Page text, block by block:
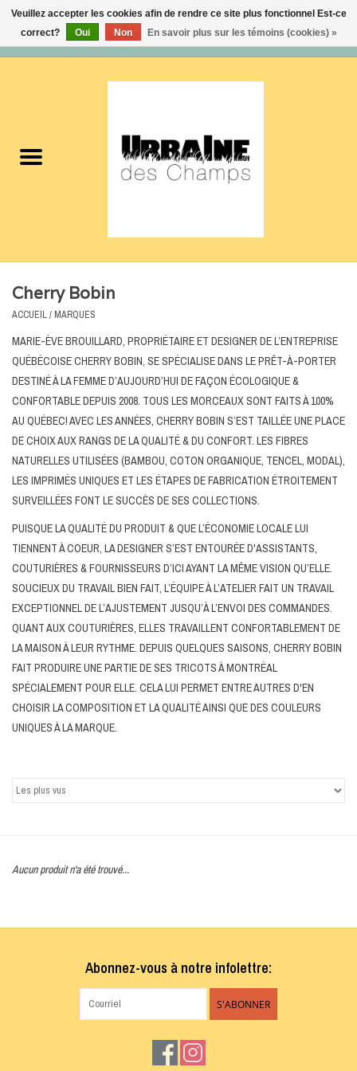
Femmes
Soldes
Certificats cadeaux
Marques
Cherry Bobin
ACCUEIL/ MARQUES
MARIE-ÈVE BROUILLARD, PROPRIÉTAIRE ET DESIGNER DE L’ENTREPRISE
QUÉBÉCOISE CHERRY BOBIN, SE SPÉCIALISE DANS LE PRÊT-À-PORTER
DESTINÉ À LA FEMME D’AUJOURD’HUI DE FAÇON ÉCOLOGIQUE &
CONFORTABLE DEPUIS 2008. TOUS LES MORCEAUX SONT FAITS À 100%
AU QUÉBEC! AVEC LES ANNÉES, CHERRY BOBIN S’EST TAILLÉE UNE PLACE
DE CHOIX AUX RANGS DE LA QUALITÉ & DU CONFORT. LES FIBRES
NATURELLES UTILISÉES (BAMBOU, COTON ORGANIQUE, TENCEL, MODAL),
LES IMPRIMÉS UNIQUES ET LES ÉTAPES DE FABRICATION ÉTROITEMENT
SURVEILLÉES FONT LE SUCCÈS DE SES COLLECTIONS.
PUISQUE LA QUALITÉ DU PRODUIT & QUE L’ÉCONOMIE LOCALE LUI
TIENNENT À COEUR, LA DESIGNER S’EST ENTOURÉE D'ASSISTANTS,
COUTURIÈRES & FOURNISSEURS D’ICI AYANT LA MÊME VISION QU’ELLE.
SOUCIEUX DU TRAVAIL BIEN FAIT, L’ÉQUIPE À L’ATELIER FAIT UN TRAVAIL
EXCEPTIONNEL DE L’AJUSTEMENT JUSQU’À L’ENVOI DES COMMANDES.
QUANT AUX COUTURIÈRES, ELLES TRAVAILLENT CONFORTABLEMENT DE
LA MAISON À LEUR RYTHME. DEPUIS QUELQUES SAISONS, CHERRY BOBIN
FAIT PRODUIRE UNE PARTIE DE SES TRICOTS À MONTRÉAL
SPÉCIALEMENT POUR ELLE. CELA LUI PERMET ENTRE AUTRES D'EN
CHOISIR LA COMPOSITION ET LA QUALITÉ AINSI QUE DES COULEURS
UNIQUES À LA MARQUE.
Aucun produit n'a été trouvé...
Abonnez-vous à notre infolettre:
S'ABONNER
Veuillez accepter les cookies afin de rendre ce site plus fonctionnel Est-ce
correct?
Oui Non En savoir plus sur les témoins (cookies) »